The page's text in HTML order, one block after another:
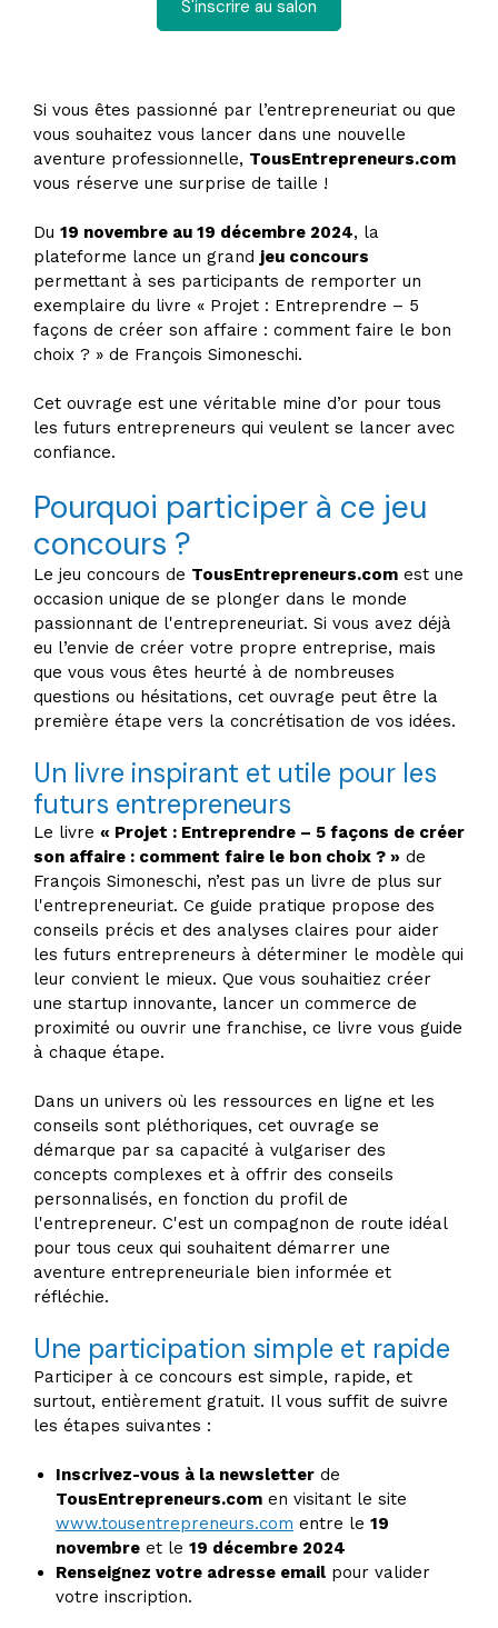
S'inscrire au salon
Si vous êtes passionné par l’entrepreneuriat ou que
vous souhaitez vous lancer dans une nouvelle
aventure professionnelle, TousEntrepreneurs.com
vous réserve une surprise de taille !
Du 19 novembre au 19 décembre 2024, la
plateforme lance un grand jeu concours
permettant à ses participants de remporter un
exemplaire du livre « Projet : Entreprendre – 5
façons de créer son affaire : comment faire le bon
choix ? » de François Simoneschi.
Cet ouvrage est une véritable mine d’or pour tous
les futurs entrepreneurs qui veulent se lancer avec
confiance.
Pourquoi participer à ce jeu
concours ?
Le jeu concours de TousEntrepreneurs.com est une
occasion unique de se plonger dans le monde
passionnant de l'entrepreneuriat. Si vous avez déjà
eu l’envie de créer votre propre entreprise, mais
que vous vous êtes heurté à de nombreuses
questions ou hésitations, cet ouvrage peut être la
première étape vers la concrétisation de vos idées.
Un livre inspirant et utile pour les
futurs entrepreneurs
Le livre « Projet : Entreprendre – 5 façons de créer
son affaire : comment faire le bon choix ? » de
François Simoneschi, n’est pas un livre de plus sur
l'entrepreneuriat. Ce guide pratique propose des
conseils précis et des analyses claires pour aider
les futurs entrepreneurs à déterminer le modèle qui
leur convient le mieux. Que vous souhaitiez créer
une startup innovante, lancer un commerce de
proximité ou ouvrir une franchise, ce livre vous guide
à chaque étape.
Dans un univers où les ressources en ligne et les
conseils sont pléthoriques, cet ouvrage se
démarque par sa capacité à vulgariser des
concepts complexes et à offrir des conseils
personnalisés, en fonction du profil de
l'entrepreneur. C'est un compagnon de route idéal
pour tous ceux qui souhaitent démarrer une
aventure entrepreneuriale bien informée et
réfléchie.
Une participation simple et rapide
Participer à ce concours est simple, rapide, et
surtout, entièrement gratuit. Il vous suffit de suivre
les étapes suivantes :
Inscrivez-vous à la newsletter de
TousEntrepreneurs.com en visitant le site
www.tousentrepreneurs.com entre le 19
novembre et le 19 décembre 2024
Renseignez votre adresse email pour valider
votre inscription.